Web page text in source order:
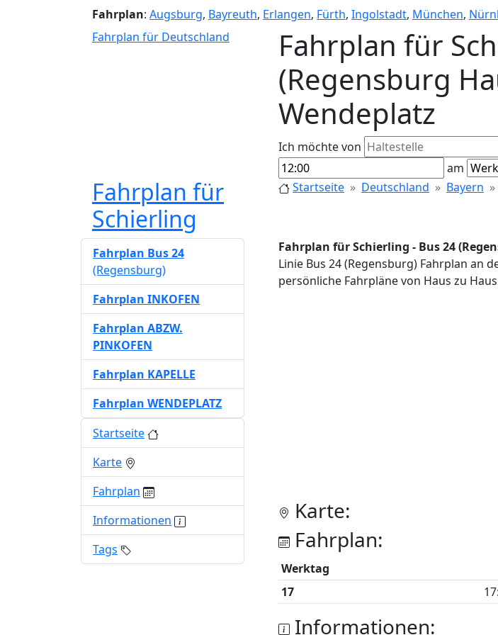
Fahrplan: Augsburg, Bayreuth, Erlangen, Fürth, Ingolstadt, München,
Fahrplan für Deutschland
Fahrplan für
(Regensburg
Wendeplatz
Ich möchte von
am
Fahrplan für
Schierling
Startseite Deutschland Bayern
Fahrplan für Schierling - Bus 24
Linie Bus 24 (Regensburg) Fahrplan an
persönliche Fahrpläne von Haus zu
Karte:
Fahrplan:
Werktag
17
Informationen:
Fahrplan Bus 24
(Regensburg)
Fahrplan INKOFEN
Fahrplan ABZW.
PINKOFEN
Fahrplan KAPELLE
Fahrplan WENDEPLATZ
Startseite
Karte
Fahrplan
Informationen
Tags